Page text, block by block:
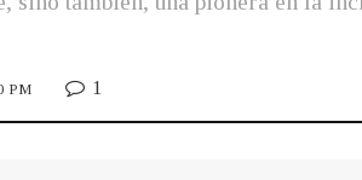
PM 1